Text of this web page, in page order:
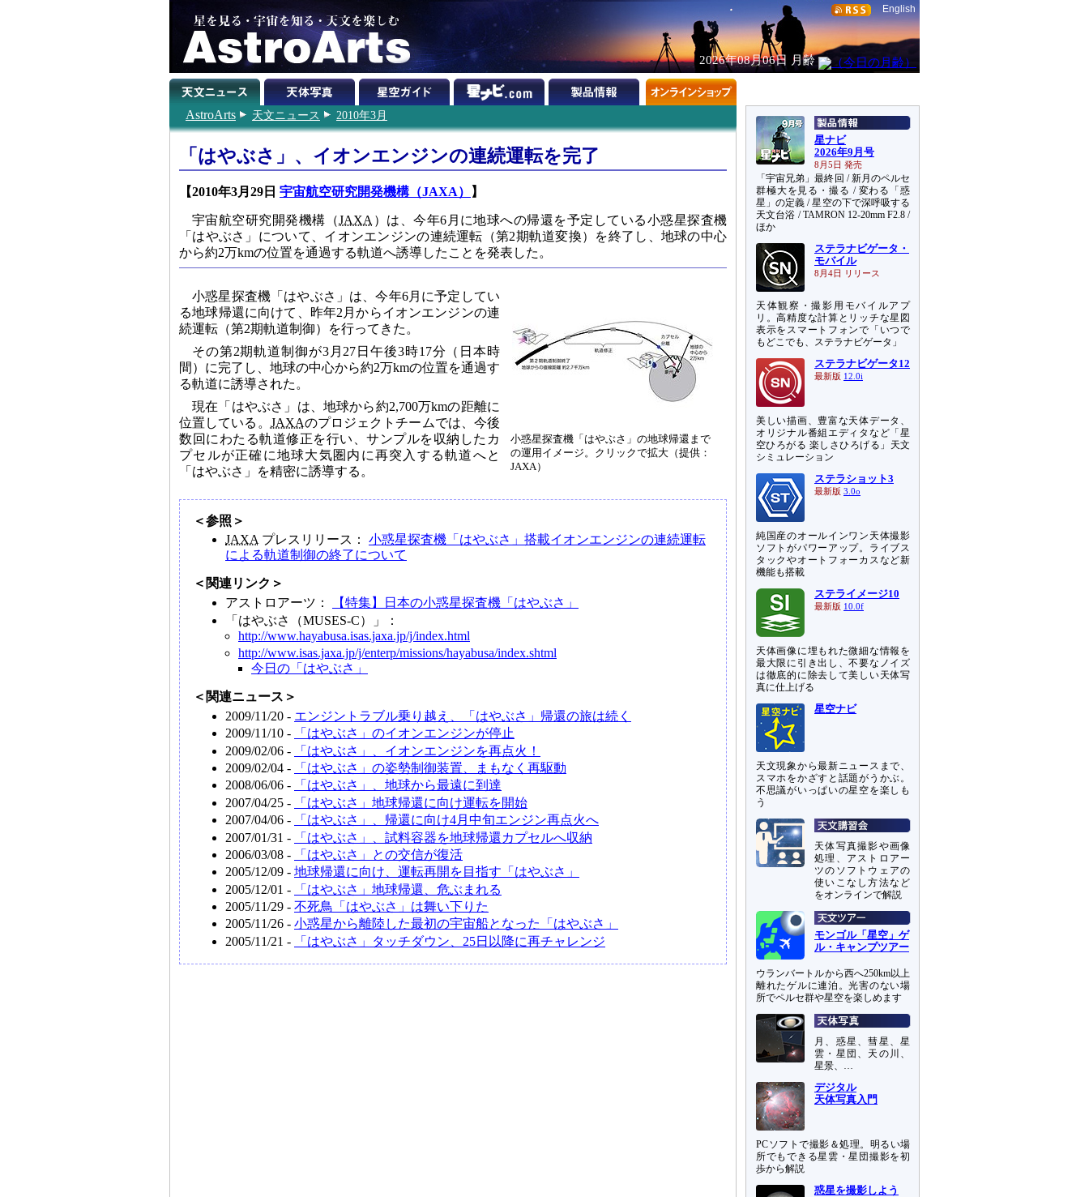
English
2026年08月06日 月齢
AstroArts 天文ニュース 2010年3月
「はやぶさ」、イオンエンジンの連続運転を完了
【2010年3月29日 宇宙航空研究開発機構（JAXA） 】
宇宙航空研究開発機構（JAXA ）は、今年6月に地球への帰還を予定している小惑星探査機
「はやぶさ」について、イオンエンジンの連続運転（第2期軌道変換）を終了し、地球の中心
から約2万kmの位置を通過する軌道へ誘導したことを発表した。
小惑星探査機「はやぶさ」の地球帰還まで
の運用イメージ。クリックで拡大（提供：
JAXA）
小惑星探査機「はやぶさ」は、今年6月に予定してい
る地球帰還に向けて、昨年2月からイオンエンジンの連
続運転（第2期軌道制御）を行ってきた。
その第2期軌道制御が3月27日午後3時17分（日本時
間）に完了し、地球の中心から約2万kmの位置を通過す
る軌道に誘導された。
現在「はやぶさ」は、地球から約2,700万kmの距離に
位置している。 JAXAのプロジェクトチームでは、今後
数回にわたる軌道修正を行い、サンプルを収納したカ
プセルが正確に地球大気圏内に再突入する軌道へと
「はやぶさ」を精密に誘導する。
＜参照＞
JAXA プレスリリース： 小惑星探査機「はやぶさ」搭載イオンエンジンの連続運転
による軌道制御の終了について
＜関連リンク＞
アストロアーツ：
【特集】日本の小惑星探査機「はやぶさ」
「はやぶさ（MUSES-C）」：
http://www.hayabusa.isas.jaxa.jp/j/index.html
http://www.isas.jaxa.jp/j/enterp/missions/hayabusa/index.shtml
今日の「はやぶさ」
＜関連ニュース＞
2009/11/20 - エンジントラブル乗り越え、「はやぶさ」帰還の旅は続く
2009/11/10 -
「はやぶさ」のイオンエンジンが停止
2009/02/06 -
「はやぶさ」、イオンエンジンを再点火！
2009/02/04 -
「はやぶさ」の姿勢制御装置、まもなく再駆動
2008/06/06 -
「はやぶさ」、地球から最遠に到達
2007/04/25 -
「はやぶさ」地球帰還に向け運転を開始
2007/04/06 -
「はやぶさ」、帰還に向け4月中旬エンジン再点火へ
2007/01/31 -
「はやぶさ」、試料容器を地球帰還カプセルへ収納
2006/03/08 -
「はやぶさ」との交信が復活
2005/12/09 - 地球帰還に向け、運転再開を目指す「はやぶさ」
2005/12/01 -
「はやぶさ」地球帰還、危ぶまれる
2005/11/29 - 不死鳥「はやぶさ」は舞い下りた
2005/11/26 - 小惑星から離陸した最初の宇宙船となった「はやぶさ」
2005/11/21 -
「はやぶさ」タッチダウン、25日以降に再チャレンジ
星ナビ
2026年9月号
8月5日 発売
「宇宙兄弟」最終回 / 新月のペルセ
群極大を見る・撮る / 変わる「惑
星」の定義 / 星空の下で深呼吸する
天文台浴 / TAMRON 12-20mm F2.8 /
ほか
ステラナビゲータ・
モバイル
8月4日 リリース
天体観察・撮影用モバイルアプ
リ。高精度な計算とリッチな星図
表示をスマートフォンで「いつで
もどこでも、ステラナビゲータ」
ステラナビゲータ12
最新版 12.0i
美しい描画、豊富な天体データ、
オリジナル番組エディタなど「星
空ひろがる 楽しさひろげる」天文
シミュレーション
ステラショット3
最新版 3.0o
純国産のオールインワン天体撮影
ソフトがパワーアップ。ライブス
タックやオートフォーカスなど新
機能も搭載
ステライメージ10
最新版 10.0f
天体画像に埋もれた微細な情報を
最大限に引き出し、不要なノイズ
は徹底的に除去して美しい天体写
真に仕上げる
星空ナビ
天文現象から最新ニュースまで、
スマホをかざすと話題がうかぶ。
不思議がいっぱいの星空を楽しも
う
天体写真撮影や画像
処理、アストロアー
ツのソフトウェアの
使いこなし方法など
をオンラインで解説
モンゴル「星空」ゲ
ル・キャンプツアー
ウランバートルから西へ250km以上
離れたゲルに連泊。光害のない場
所でペルセ群や星空を楽しめます
月、惑星、彗星、星
雲・星団、天の川、
星景、…
デジタル
天体写真入門
PCソフトで撮影＆処理。明るい場
所でもできる星雲・星団撮影を初
歩から解説
惑星を撮影しよう